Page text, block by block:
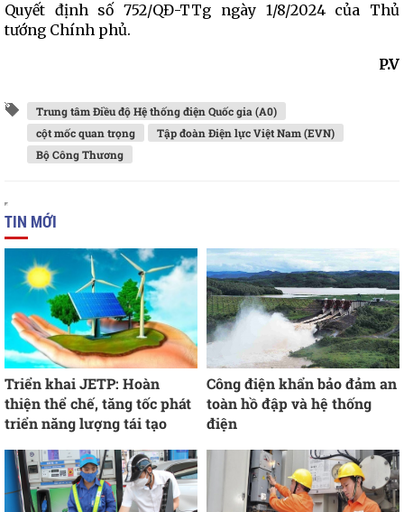
Quyết định số 752/QĐ-TTg ngày 1/8/2024 của Thủ
tướng Chính phủ.
P.V
Trung tâm Điều độ Hệ thống điện Quốc gia (A0)
cột mốc quan trọng
Tập đoàn Điện lực Việt Nam (EVN)
Bộ Công Thương
TIN MỚI
Triển khai JETP: Hoàn
thiện thể chế, tăng tốc phát
triển năng lượng tái tạo
Công điện khẩn bảo đảm an
toàn hồ đập và hệ thống
điện